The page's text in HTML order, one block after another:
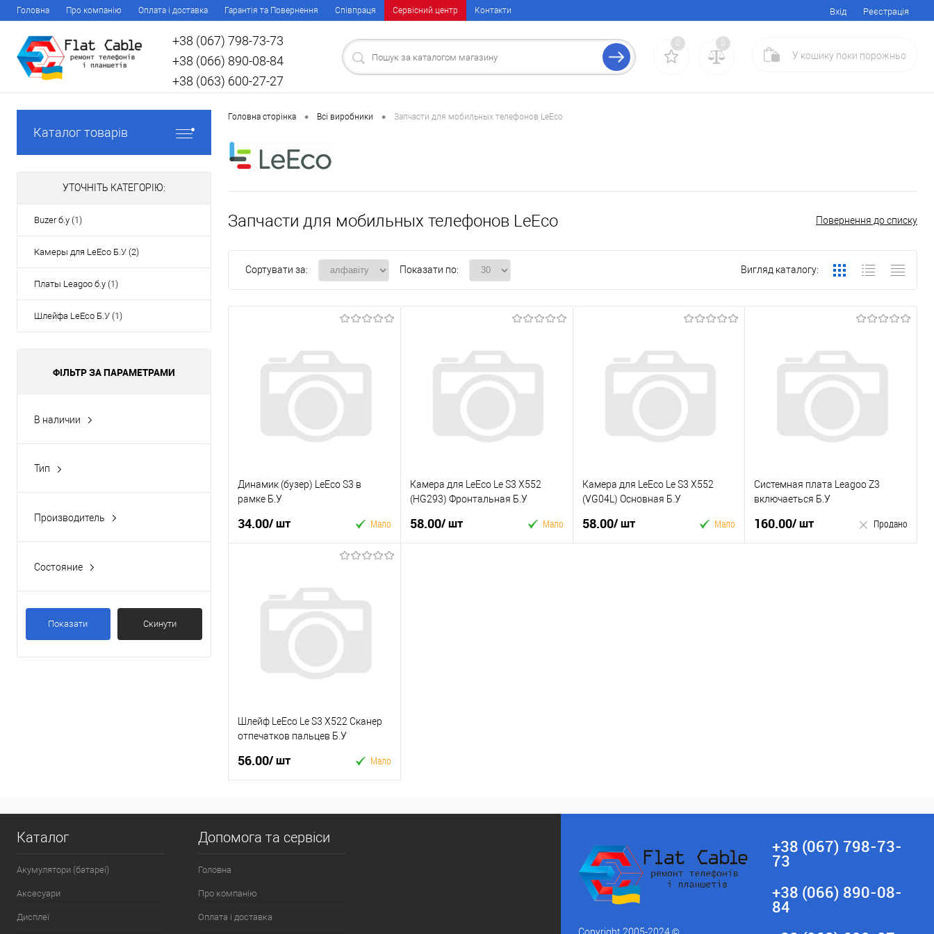
Головна Про компанію Оплата і доставка Гарантія та Повернення Співпраця Сервісний центр Контакти Вхід Реєстрація
+38 (067) 798-73-73
+38 (066) 890-08-84
+38 (063) 600-27-27
0 0
У кошику поки порожньо
Каталог товарів
УТОЧНІТЬ КАТЕГОРІЮ:
Buzer б.у (1)
Камеры для LeEco Б.У (2)
Платы Leagoo б.у (1)
Шлейфа LeEco Б.У (1)
ФІЛЬТР ЗА ПАРАМЕТРАМИ
В наличии
Тип
Производитель
Состояние
Показати Скинути
Головна сторінка • Всі виробники • Запчасти для мобильных телефонов LeEco
Повернення до списку
Запчасти для мобильных телефонов LeEco
Сортувати за: Показати по: Вигляд каталогу:
Динамик (бузер) LeEco S3 в
рамке Б.У
34.00/ шт Мало
Купити в 1 клік
У вибране
До
порівняння
Камера для LeEco Le S3 X552
(HG293) Фронтальная Б.У
58.00/ шт Мало
Камера для LeEco Le S3 X552
(VG04L) Основная Б.У
58.00/ шт Мало
Системная плата Leagoo Z3
включаеться Б.У
160.00/ шт Продано
Шлейф LeEco Le S3 X522 Сканер
отпечатков пальцев Б.У
56.00/ шт Мало
Купити в 1 клік
Каталог
Акумулятори (батареї)
Аксесуари
Дисплеї
Допомога та сервіси
Головна
Про компанію
Оплата і доставка
+38 (067) 798-73-
73
+38 (066) 890-08-
84